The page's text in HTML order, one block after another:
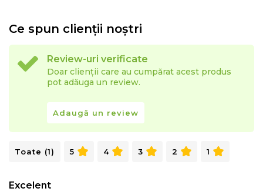
descoperirii unui confort pe care oricine si-l permite,
realizand cu pasiune si dedicare articole pentru
locuinte sofisticate.
Ce spun clienții noștri
Review-uri verificate
Doar clienții care au cumpărat acest produs
pot adăuga un review.
Adaugă un review
Toate (1) 5 4 3 2 1
Excelent